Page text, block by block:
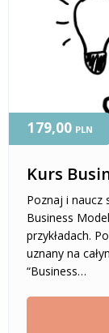
Kurs
Poznaj i naucz
Business
przykładach.
uznany na
“Business…
179,00 PLN